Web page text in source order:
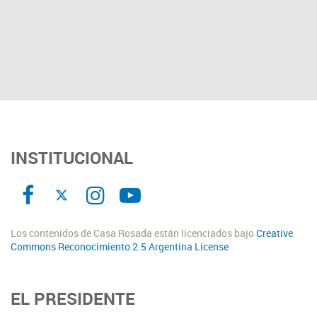
INSTITUCIONAL
Los contenidos de Casa Rosada están licenciados bajoCreative
Commons Reconocimiento 2.5 Argentina License
EL PRESIDENTE